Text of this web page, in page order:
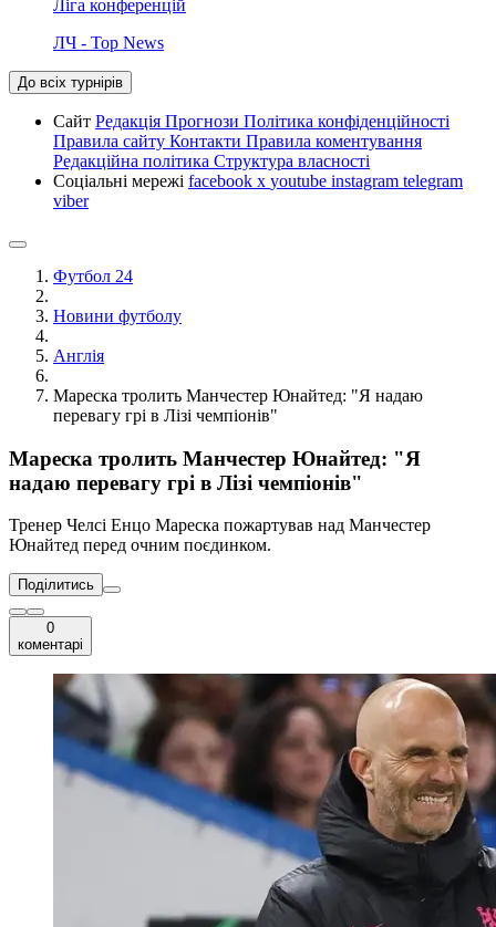
Ліга конференцій
ЛЧ - Top News
До всіх турнірів
Сайт Редакція Прогнози Політика конфіденційності
Правила сайту Контакти Правила коментування
Редакційна політика Структура власності
Соціальні мережі facebook x youtube instagram telegram
viber
Футбол 24
Новини футболу
Англія
Мареска тролить Манчестер Юнайтед: "Я надаю
перевагу грі в Лізі чемпіонів"
Мареска тролить Манчестер Юнайтед: "Я
надаю перевагу грі в Лізі чемпіонів"
Тренер Челсі Енцо Мареска пожартував над Манчестер
Юнайтед перед очним поєдинком.
Поділитись
0
коментарі